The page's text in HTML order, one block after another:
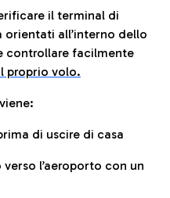
il terminal di
orientati all’interno dello
controllare facilmente
proprio volo.
di uscire di casa
l’aeroporto con un